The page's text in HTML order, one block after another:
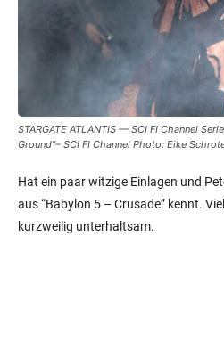
STARGATE ATLANTIS — SCI FI Channel
Ground”– SCI FI Channel Photo: Eike
Hat ein paar witzige Einlagen und
aus “Babylon 5 – Crusade” kennt.
kurzweilig unterhaltsam.